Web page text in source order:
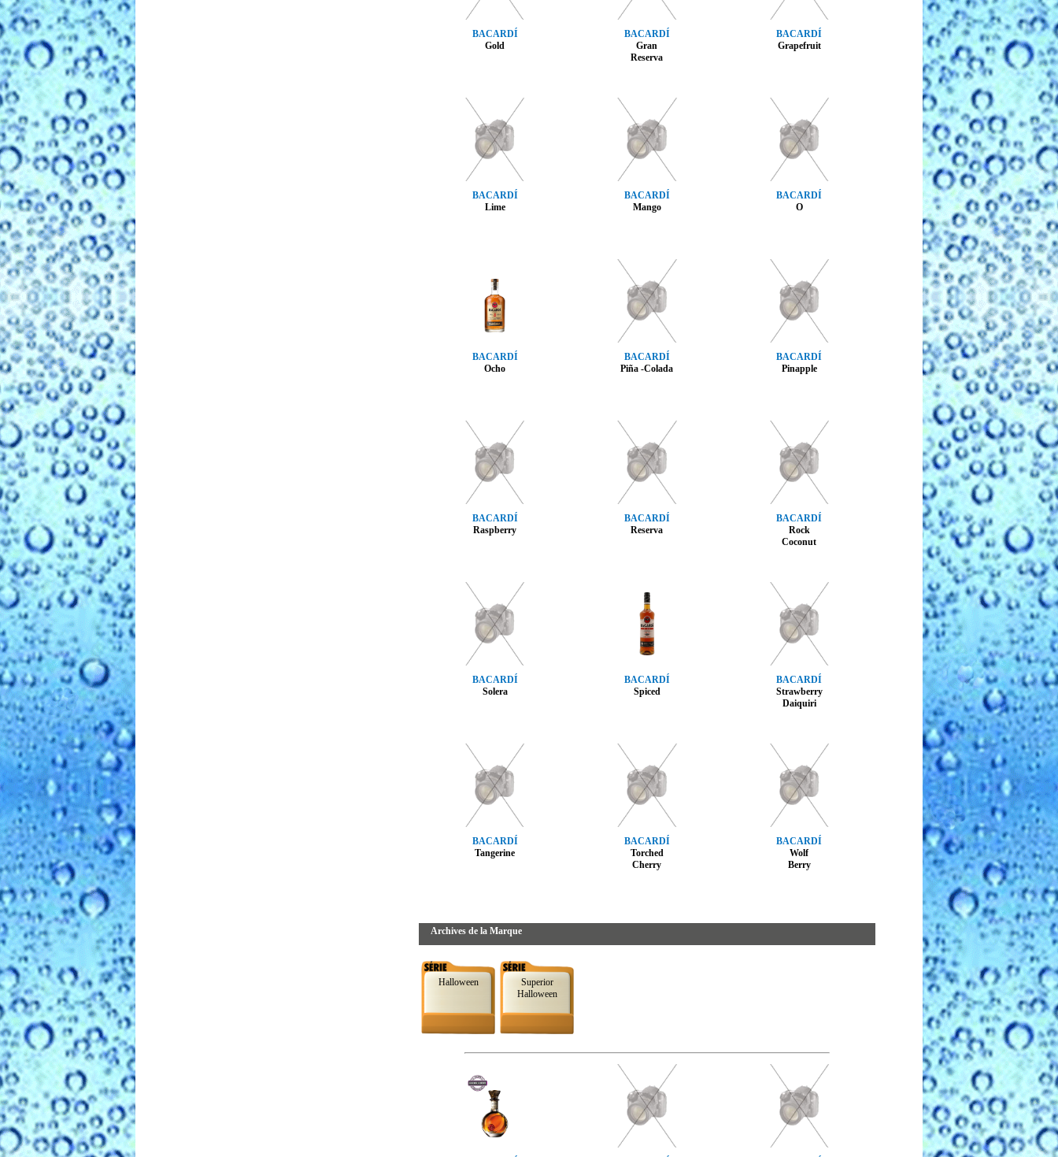
BACARDÍ
Gold
BACARDÍ
Gran
Reserva
BACARDÍ
Grapefruit
BACARDÍ
Lime
BACARDÍ
Mango
BACARDÍ
O
BACARDÍ
Ocho
BACARDÍ
Piña -Colada
BACARDÍ
Pinapple
BACARDÍ
Raspberry
BACARDÍ
Reserva
BACARDÍ
Rock
Coconut
BACARDÍ
Solera
BACARDÍ
Spiced
BACARDÍ
Strawberry
Daiquiri
BACARDÍ
Tangerine
BACARDÍ
Torched
Cherry
BACARDÍ
Wolf
Berry
Archives de la Marque
Halloween
Superior
Halloween